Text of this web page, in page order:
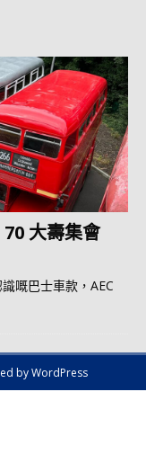
大壽集會
嘅巴士車款，AEC
by WordPress